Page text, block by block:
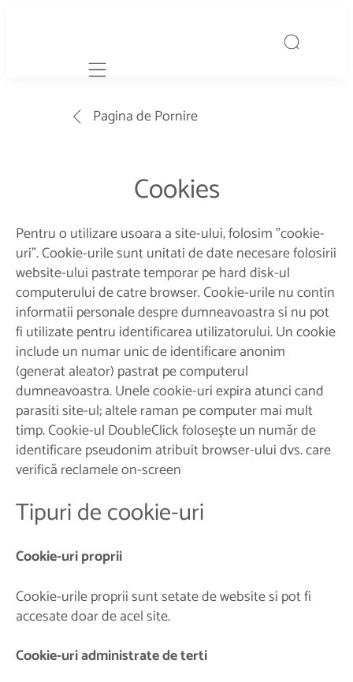
Mobile navigation
Pagina de Pornire
Cookies
Pentru o utilizare usoara a site-ului, folosim "cookie-
uri". Cookie-urile sunt unitati de date necesare folosirii
website-ului pastrate temporar pe hard disk-ul
computerului de catre browser. Cookie-urile nu contin
informatii personale despre dumneavoastra si nu pot
fi utilizate pentru identificarea utilizatorului. Un cookie
include un numar unic de identificare anonim
(generat aleator) pastrat pe computerul
dumneavoastra. Unele cookie-uri expira atunci cand
parasiti site-ul; altele raman pe computer mai mult
timp. Cookie-ul DoubleClick folosește un număr de
identificare pseudonim atribuit browser-ului dvs. care
verifică reclamele on-screen
Tipuri de cookie-uri
Cookie-uri proprii
Cookie-urile proprii sunt setate de website si pot fi
accesate doar de acel site.
Cookie-uri administrate de terti